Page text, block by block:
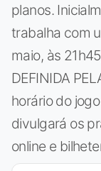
planos.
trabalha com
maio, às
DEFINIDA
horário do
divulgará os
online e